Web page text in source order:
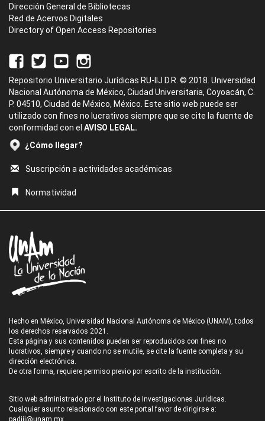
Dirección General de Bibliotecas
Red de Acervos Digitales
Directory of Open Access Repositories
Repositorio Universitario Jurídicas RU-IIJ D.R. © 2018. Universidad
Nacional Autónoma de México, Ciudad Universitaria, Coyoacán, C.
P. 04510, Ciudad de México, México. Este sitio web puede ser
utilizado con fines no lucrativos siempre que se cite la fuente de
conformidad con el AVISO LEGAL.
¿Cómo llegar?
Suscripción a actividades académicas
Normatividad
Hecho en México, Universidad Nacional Autónoma de México (UNAM), todos
los derechos reservados 2021.
Esta página y sus contenidos pueden ser reproducidos con fines no
lucrativos, siempre y cuando no se mutile, se cite la fuente completa y su
dirección electrónica.
De otra forma, requiere permiso previo por escrito de la institución.
Sitio web administrado por el Instituto de Investigaciones Jurídicas.
Cualquier asunto relacionado con este portal favor de dirigirse a: